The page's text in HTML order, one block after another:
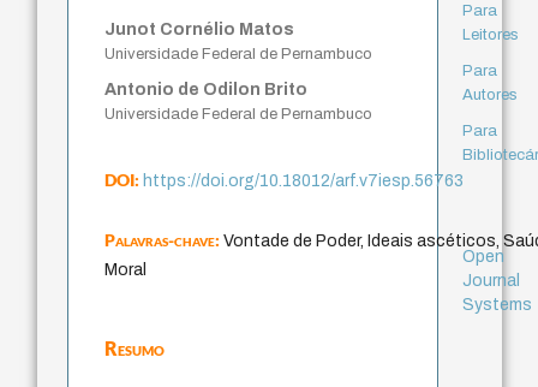
Junot Cornélio Matos
Universidade Federal de Pernambuco
Antonio de Odilon Brito
Universidade Federal de Pernambuco
DOI:https://doi.org/10.18012/arf.v7iesp.56763
Palavras-chave:Vontade de Poder, Ideais ascéticos,
Moral
Resumo
Para
Leitores
Para
Autores
Para
Open
Journal
Systems